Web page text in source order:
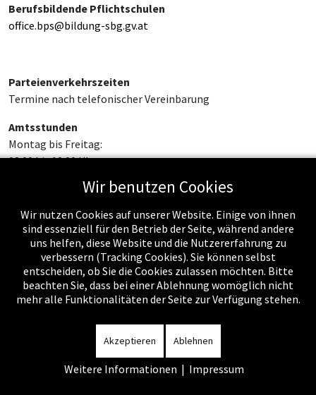
Berufsbildende Pflichtschulen
office.bps@bildung-sbg.gv.at
Parteienverkehrszeiten
Termine nach telefonischer Vereinbarung
Amtsstunden
Montag bis Freitag:
08:00 bis 12:00 Uhr
Wir benutzen Cookies
Wir nutzen Cookies auf unserer Website. Einige von ihnen
sind essenziell für den Betrieb der Seite, während andere
uns helfen, diese Website und die Nutzererfahrung zu
verbessern (Tracking Cookies). Sie können selbst
entscheiden, ob Sie die Cookies zulassen möchten. Bitte
beachten Sie, dass bei einer Ablehnung womöglich nicht
mehr alle Funktionalitäten der Seite zur Verfügung stehen.
Akzeptieren Ablehnen
Weitere Informationen | Impressum